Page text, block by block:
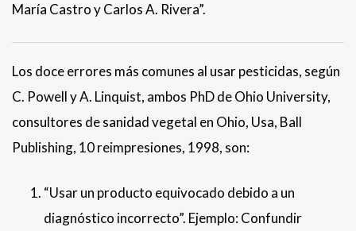
María Castro y Carlos A. Rivera”.
Los doce errores más comunes al usar pesticidas, según
C. Powell y A. Linquist, ambos PhD de Ohio University,
consultores de sanidad vegetal en Ohio, Usa, Ball
Publishing, 10 reimpresiones, 1998, son:
“Usar un producto equivocado debido a un
diagnóstico incorrecto”. Ejemplo: Confundir